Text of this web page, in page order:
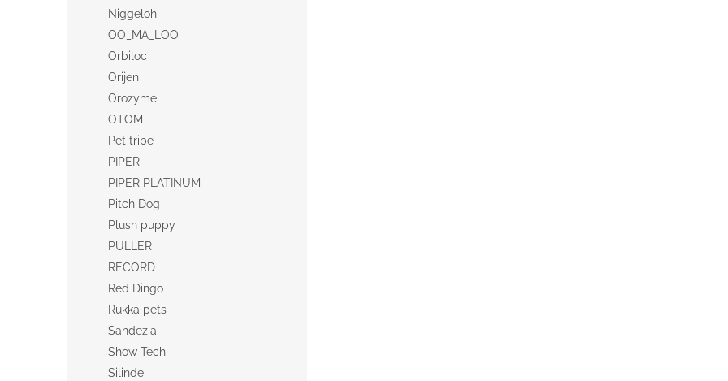
Niggeloh
OO_MA_LOO
Orbiloc
Orijen
Orozyme
OTOM
Pet tribe
PIPER
PIPER PLATINUM
Pitch Dog
Plush puppy
PULLER
RECORD
Red Dingo
Rukka pets
Sandezia
Show Tech
Silinde